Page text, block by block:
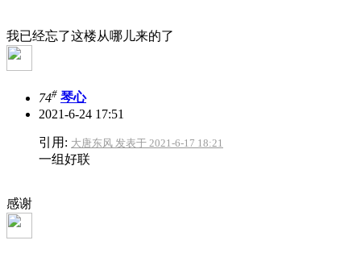
我已经忘了这楼从哪儿来的了
74# 琴心
2021-6-24 17:51
引用: 大唐东风 发表于 2021-6-17 18:21
一组好联
感谢